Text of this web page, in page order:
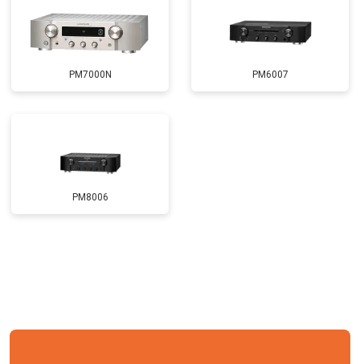
PM7000N PM6007
PM8006